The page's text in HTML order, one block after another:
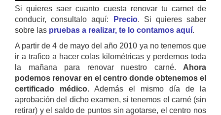
Si quieres saer cuanto cuesta renovar tu carnet de
conducir, consultalo aquí:
Precio. Si quieres saber
sobre las pruebas a realizar, te lo contamos aquí.
A partir de 4 de mayo del año 2010 ya no tenemos que
ir a trafico a hacer colas kilométricas y perdernos toda
la mañana para renovar nuestro carné. Ahora
podemos renovar en el centro donde obtenemos el
certificado médico. Además el mismo día de la
aprobación del dicho examen, si tenemos el carné (sin
retirar) y el saldo de puntos sin agotarse, el centro nos